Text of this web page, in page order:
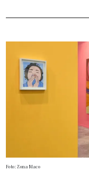
Foto: Zona Maco